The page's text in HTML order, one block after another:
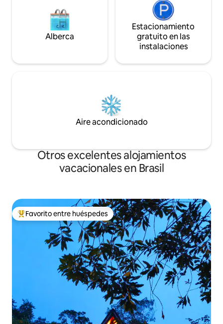
Alberca
Estacionamiento
gratuito en las
instalaciones
Aire acondicionado
Otros excelentes alojamientos
vacacionales en Brasil
De los mejores en Favorito entre huéspedes
Favorito entre huéspedes